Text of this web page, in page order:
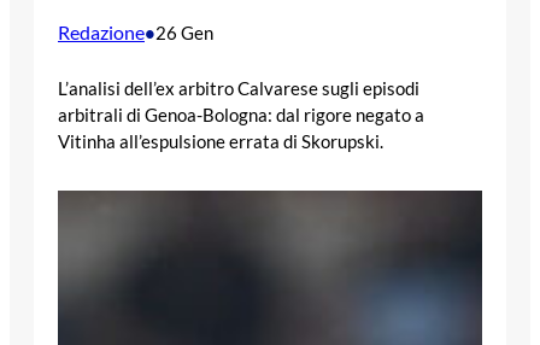
Redazione•26 Gen
L’analisi dell’ex arbitro Calvarese sugli episodi
arbitrali di Genoa-Bologna: dal rigore negato a
Vitinha all’espulsione errata di Skorupski.